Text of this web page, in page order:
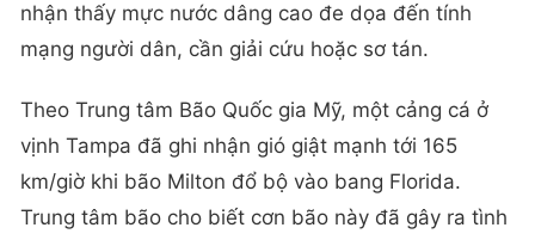
nhận thấy mực nước dâng cao đe dọa đến tính
mạng người dân, cần giải cứu hoặc sơ tán.
Theo Trung tâm Bão Quốc gia Mỹ, một cảng cá ở
vịnh Tampa đã ghi nhận gió giật mạnh tới 165
km/giờ khi bão Milton đổ bộ vào bang Florida.
Trung tâm bão cho biết cơn bão này đã gây ra tình